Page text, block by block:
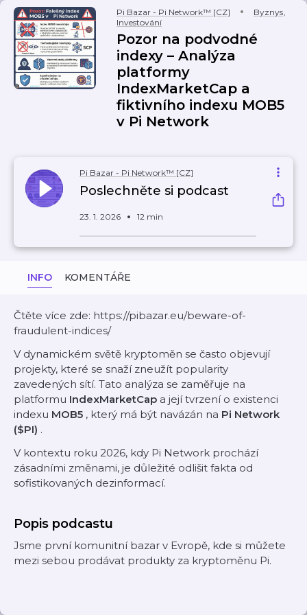
Pi Bazar - Pi Network™ [CZ] Byznys,
Investování
Pozor na podvodné
indexy – Analýza
platformy
IndexMarketCap a
fiktivního indexu MOB5
v Pi Network
Pi Bazar - Pi Network™ [CZ]
Poslechněte si podcast
23. 1. 2026 12 min
INFO KOMENTÁŘE
Čtěte více zde: https://pibazar.eu/beware-of-
fraudulent-indices/
V dynamickém světě kryptoměn se často objevují
projekty, které se snaží zneužít popularity
zavedených sítí. Tato analýza se zaměřuje na
platformu IndexMarketCap a její tvrzení o existenci
indexu MOB5 , který má být navázán na Pi Network
($PI) .
V kontextu roku 2026, kdy Pi Network prochází
zásadními změnami, je důležité odlišit fakta od
sofistikovaných dezinformací.
Popis podcastu
Jsme první komunitní bazar v Evropě, kde si můžete
mezi sebou prodávat produkty za kryptoměnu Pi.